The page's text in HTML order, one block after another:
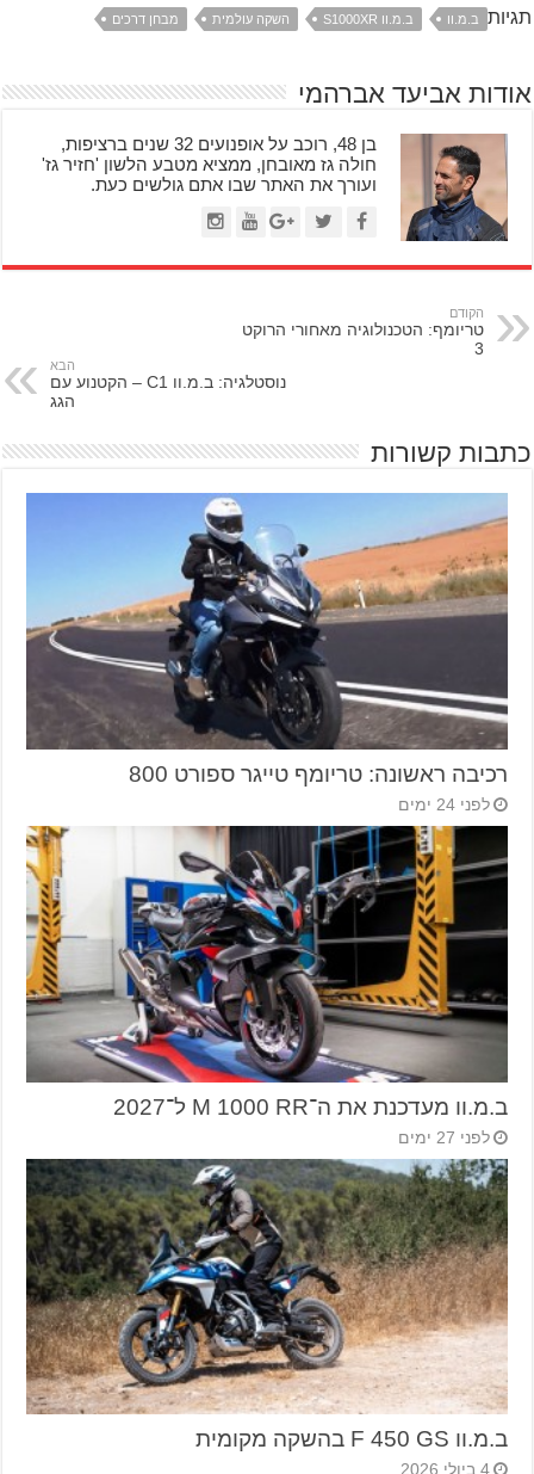
תגיות ב.מ.וו ב.מ.וו S1000XR השקה עולמית מבחן דרכים
אודות אביעד אברהמי
בן 48, רוכב על אופנועים 32 שנים ברציפות,
חולה גז מאובחן, ממציא מטבע הלשון 'חזיר גז'
ועורך את האתר שבו אתם גולשים כעת.
הקודם
טריומף: הטכנולוגיה מאחורי הרוקט
3
הבא
נוסטלגיה: ב.מ.וו C1 – הקטנוע עם
הגג
כתבות קשורות
רכיבה ראשונה: טריומף טייגר ספורט 800
לפני 24 ימים
ב.מ.וו מעדכנת את ה־M 1000 RR ל־2027
לפני 27 ימים
ב.מ.וו F 450 GS בהשקה מקומית
4 ביולי 2026